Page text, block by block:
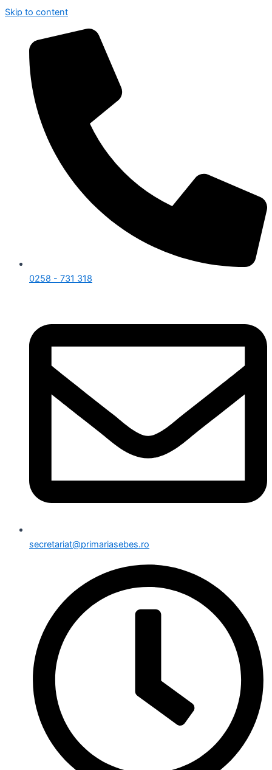
Skip to content
0258 - 731 318
secretariat@primariasebes.ro